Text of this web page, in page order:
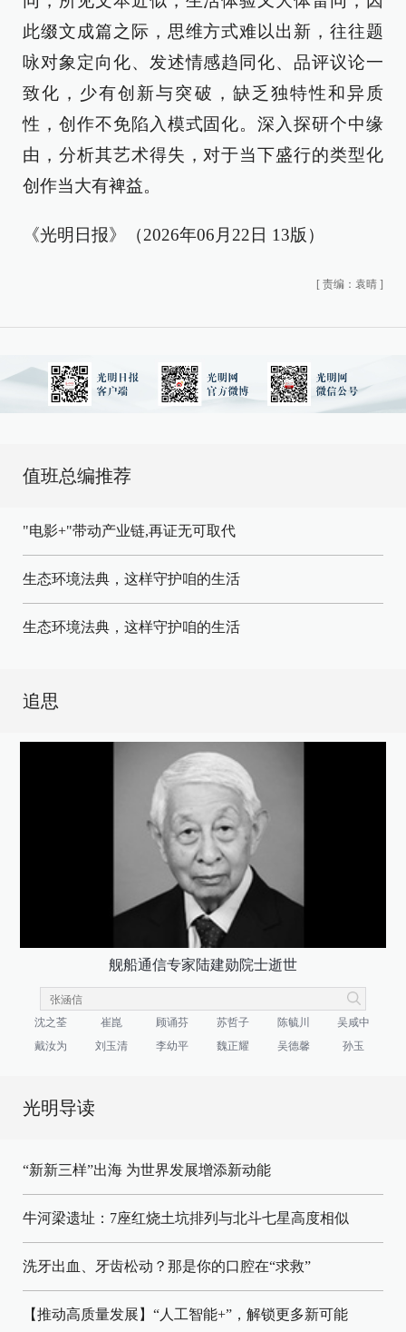
此缀文成篇之际，思维方式难以出新，往往题
咏对象定向化、发述情感趋同化、品评议论一
致化，少有创新与突破，缺乏独特性和异质
性，创作不免陷入模式固化。深入探研个中缘
由，分析其艺术得失，对于当下盛行的类型化
创作当大有裨益。
《光明日报》（2026年06月22日 13版）
[ 责编：袁晴 ]
值班总编推荐
"电影+"带动产业链,再证无可取代
生态环境法典，这样守护咱的生活
生态环境法典，这样守护咱的生活
追思
舰船通信专家陆建勋院士逝世
沈之荃 崔崑 顾诵芬 苏哲子 陈毓川
吴咸中
戴汝为
刘玉清 李幼平 魏正耀 吴德馨 孙玉
光明导读
“新新三样”出海 为世界发展增添新动能
牛河梁遗址：7座红烧土坑排列与北斗七星高度相似
洗牙出血、牙齿松动？那是你的口腔在“求救”
【推动高质量发展】“人工智能+”，解锁更多新可能